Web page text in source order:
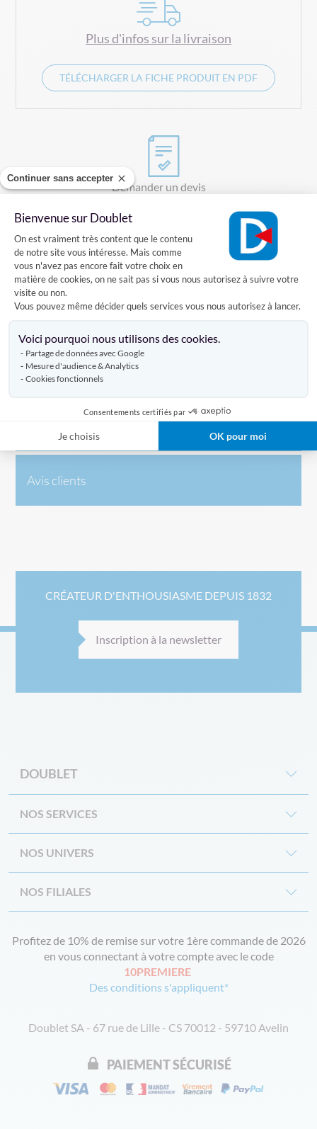
Continuer sans accepter
Bienvenue sur Doublet
Plateforme de Gestion du
On est vraiment très content que le contenu
de notre site vous intéresse. Mais comme
vous n'avez pas encore fait votre choix en
matière de cookies, on ne sait pas si vous nous autorisez à suivre votre
visite ou non.
Vous pouvez même décider quels services vous nous autorisez à lancer.
Voici pourquoi nous utilisons des cookies.
Partage de données avec Google
Mesure d'audience & Analytics
Cookies fonctionnels
Consentements certifiés par
Je choisis OK pour moi
Plus d'infos sur la livraison
TÉLÉCHARGER LA FICHE PRODUIT EN PDF
Demander un devis
Description complète
Caractéristiques
Avis clients
CRÉATEUR D'ENTHOUSIASME DEPUIS 1832
Inscription à la newsletter
DOUBLET
NOS SERVICES
NOS UNIVERS
NOS FILIALES
Profitez de 10% de remise sur votre 1ère commande de 2026
en vous connectant à votre compte avec le code
10PREMIERE
Des conditions s'appliquent*
Doublet SA - 67 rue de Lille - CS 70012 - 59710 Avelin
PAIEMENT SÉCURISÉ